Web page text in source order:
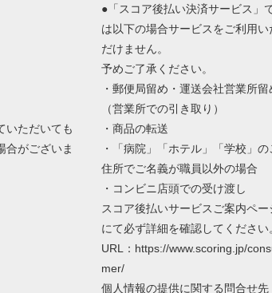
いただいても
合がございま
●「スコア後払い決済サービス」
は以下の場合サービスをご利用い
だけません。
予めご了承ください。
・郵便局留め・運送会社営業所留
（営業所での引き取り）
・商品の転送
・「病院」「ホテル」「学校」の
住所でご名義が職員以外の場合
・コンビニ店頭での受け渡し
スコア後払いサービスご案内ペー
にて必ず詳細を確認してください
URL：https://www.scoring.jp/
mer/
個人情報の提供に関する問合せ先